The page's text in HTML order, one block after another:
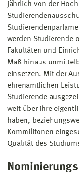
jährlich von der
werden Studierende
Fakultäten und
Maß hinaus
einsetzen. Mit der
ehrenamtlichen
Studierende
weit über ihre
haben,
Kommilitonen
Qualität des